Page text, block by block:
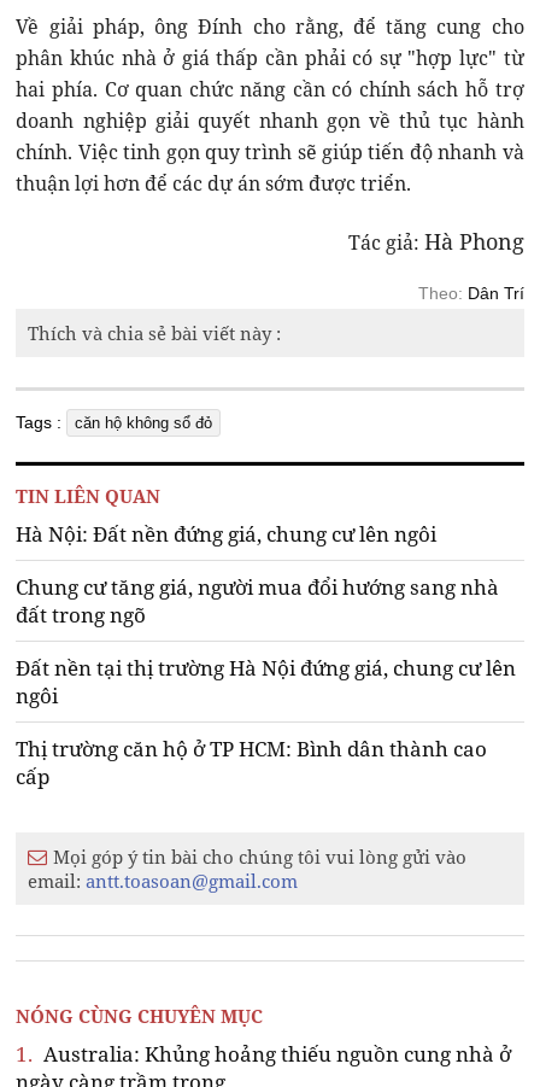
Về giải pháp, ông Đính cho rằng, để tăng cung cho
phân khúc nhà ở giá thấp cần phải có sự "hợp lực" từ
hai phía. Cơ quan chức năng cần có chính sách hỗ trợ
doanh nghiệp giải quyết nhanh gọn về thủ tục hành
chính. Việc tinh gọn quy trình sẽ giúp tiến độ nhanh và
thuận lợi hơn để các dự án sớm được triển.
Tác giả: Hà Phong
Theo: Dân Trí
Thích và chia sẻ bài viết này :
Tags : căn hộ không sổ đỏ
TIN LIÊN QUAN
Hà Nội: Đất nền đứng giá, chung cư lên ngôi
Chung cư tăng giá, người mua đổi hướng sang nhà
đất trong ngõ
Đất nền tại thị trường Hà Nội đứng giá, chung cư lên
ngôi
Thị trường căn hộ ở TP HCM: Bình dân thành cao
cấp
Mọi góp ý tin bài cho chúng tôi vui lòng gửi vào
email:antt.toasoan@gmail.com
NÓNG CÙNG CHUYÊN MỤC
1. Australia: Khủng hoảng thiếu nguồn cung nhà ở